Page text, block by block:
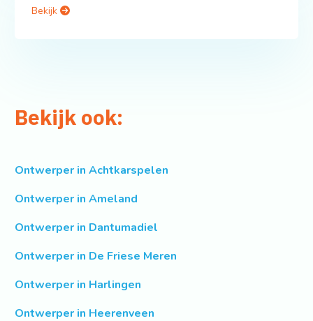
Bekijk
Bekijk ook:
Ontwerper in Achtkarspelen
Ontwerper in Ameland
Ontwerper in Dantumadiel
Ontwerper in De Friese Meren
Ontwerper in Harlingen
Ontwerper in Heerenveen